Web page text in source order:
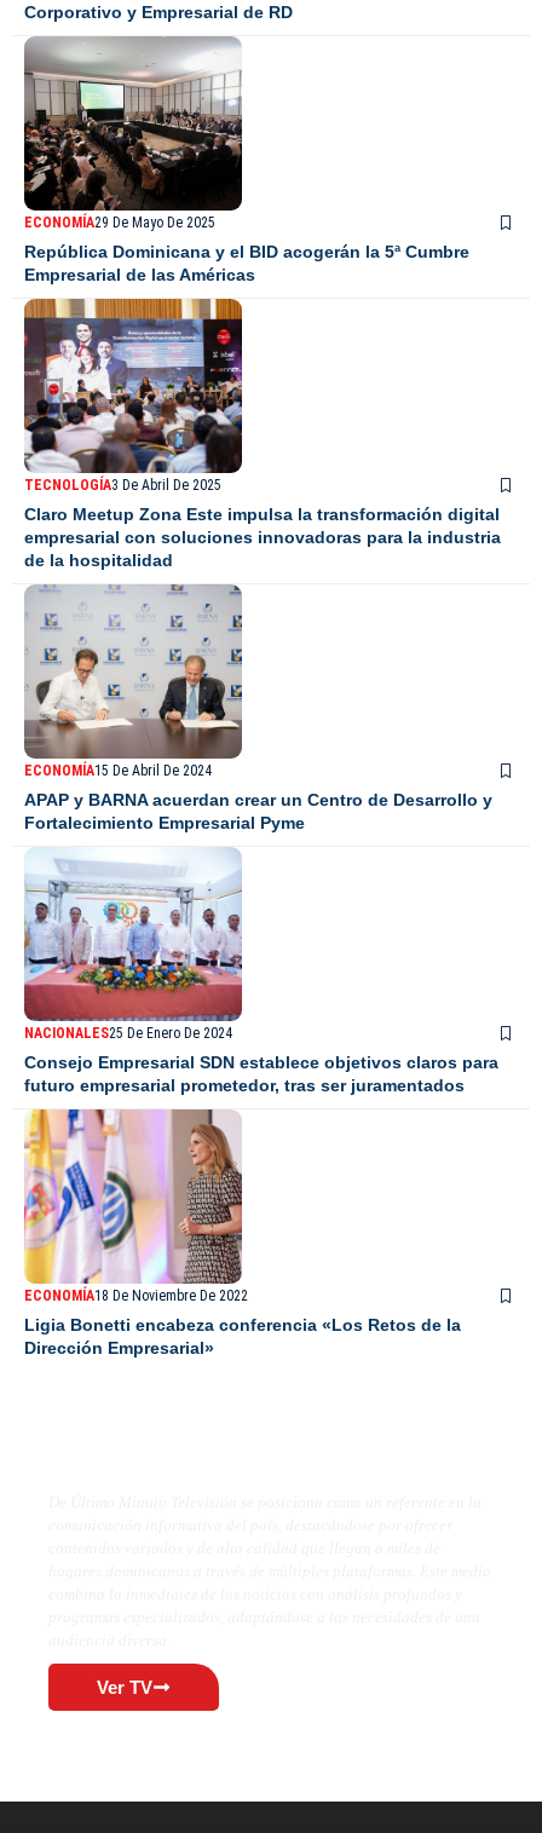
Corporativo y Empresarial de RD
ECONOMÍA29 De Mayo De 2025
República Dominicana y el BID acogerán la 5ª Cumbre
Empresarial de las Américas
TECNOLOGÍA3 De Abril De 2025
Claro Meetup Zona Este impulsa la transformación digital
empresarial con soluciones innovadoras para la industria
de la hospitalidad
ECONOMÍA15 De Abril De 2024
APAP y BARNA acuerdan crear un Centro de Desarrollo y
Fortalecimiento Empresarial Pyme
NACIONALES25 De Enero De 2024
Consejo Empresarial SDN establece objetivos claros para
futuro empresarial prometedor, tras ser juramentados
ECONOMÍA18 De Noviembre De 2022
Ligia Bonetti encabeza conferencia «Los Retos de la
Dirección Empresarial»
Ver TV